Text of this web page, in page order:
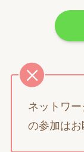
ネットワ
の参加はお